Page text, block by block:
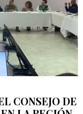
CONSEJO DE